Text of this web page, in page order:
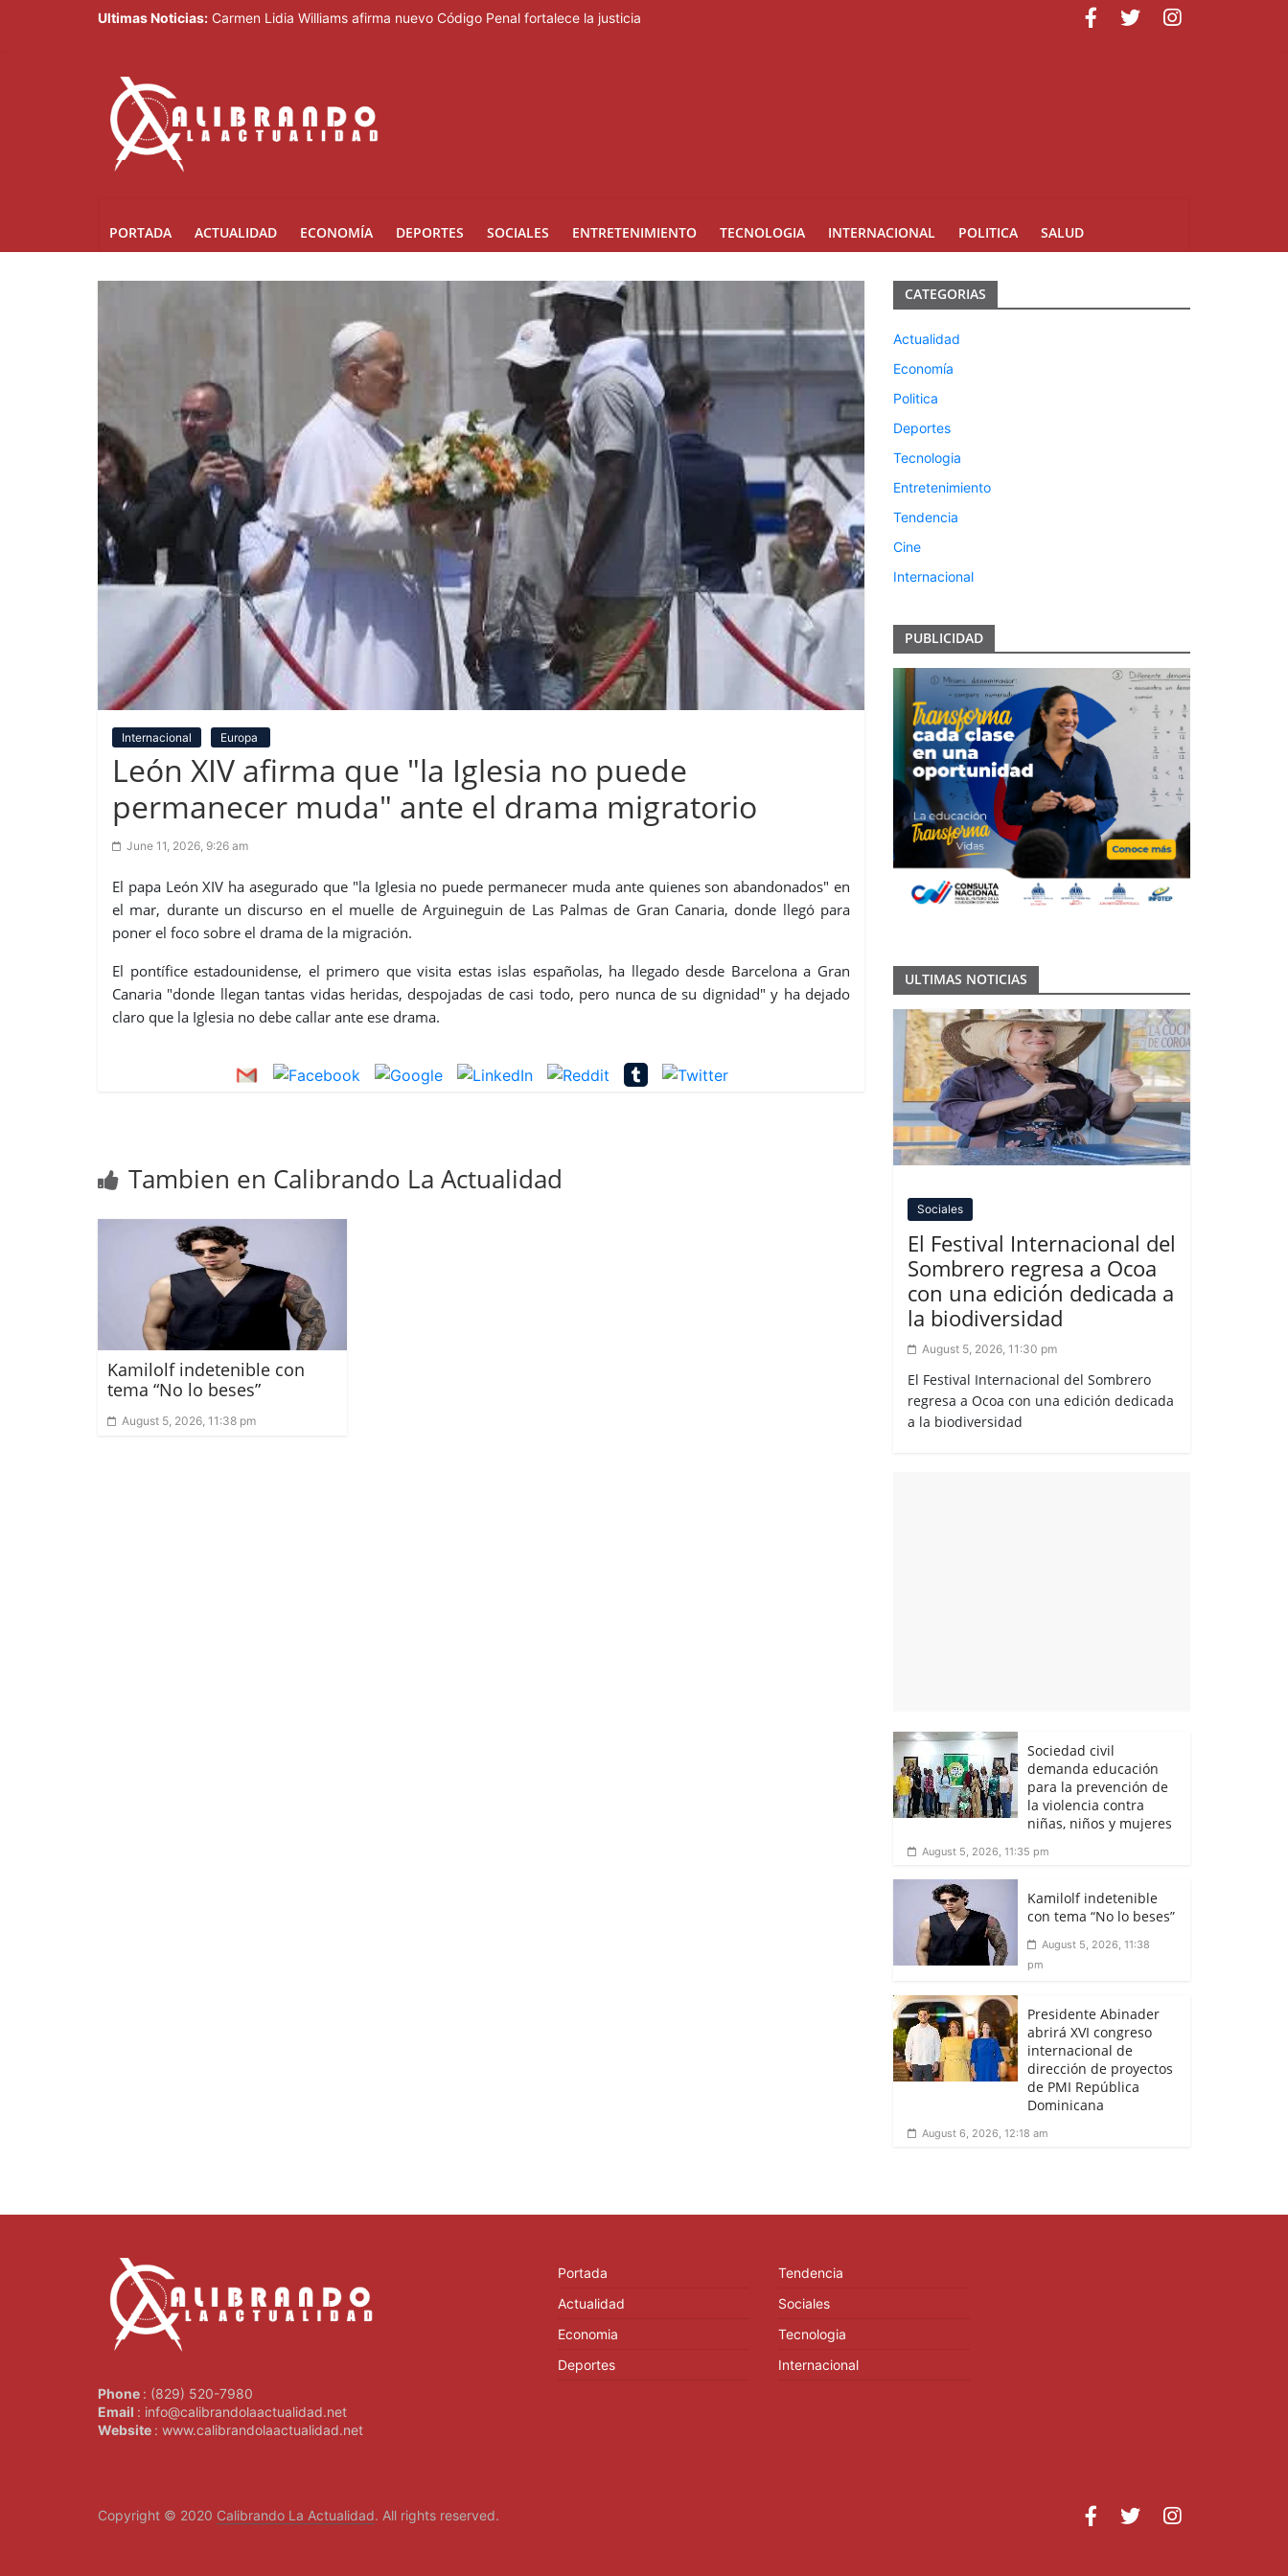
Ultimas Noticias: Carmen Lidia Williams afirma nuevo Código Penal fortalece la justicia
PORTADA ACTUALIDAD ECONOMÍA DEPORTES SOCIALES ENTRETENIMIENTO TECNOLOGIA INTERNACIONAL POLITICA SALUD
Internacional Europa
León XIV afirma que "la Iglesia no puede
permanecer muda" ante el drama migratorio
June 11, 2026, 9:26 am
El papa León XIV ha asegurado que "la Iglesia no puede permanecer muda ante quienes son abandonados" en
el mar, durante un discurso en el muelle de Arguineguin de Las Palmas de Gran Canaria, donde llegó para
poner el foco sobre el drama de la migración.
El pontífice estadounidense, el primero que visita estas islas españolas, ha llegado desde Barcelona a Gran
Canaria "donde llegan tantas vidas heridas, despojadas de casi todo, pero nunca de su dignidad" y ha dejado
claro que la Iglesia no debe callar ante ese drama.
Tambien en Calibrando La Actualidad
Kamilolf indetenible con
tema “No lo beses”
August 5, 2026, 11:38 pm
CATEGORIAS
Actualidad
Economía
Politica
Deportes
Tecnologia
Entretenimiento
Tendencia
Cine
Internacional
PUBLICIDAD
ULTIMAS NOTICIAS
Sociales
El Festival Internacional del
Sombrero regresa a Ocoa
con una edición dedicada a
la biodiversidad
August 5, 2026, 11:30 pm
El Festival Internacional del Sombrero
regresa a Ocoa con una edición dedicada
a la biodiversidad
Sociedad civil
demanda educación
para la prevención de
la violencia contra
niñas, niños y mujeres
August 5, 2026, 11:35 pm
Kamilolf indetenible
con tema “No lo beses”
August 5, 2026, 11:38
pm
Presidente Abinader
abrirá XVI congreso
internacional de
dirección de proyectos
de PMI República
Dominicana
August 6, 2026, 12:18 am
Phone : (829) 520-7980
Email : info@calibrandolaactualidad.net
Website : www.calibrandolaactualidad.net
Portada
Actualidad
Economia
Deportes
Tendencia
Sociales
Tecnologia
Internacional
Copyright © 2020 Calibrando La Actualidad. All rights reserved.